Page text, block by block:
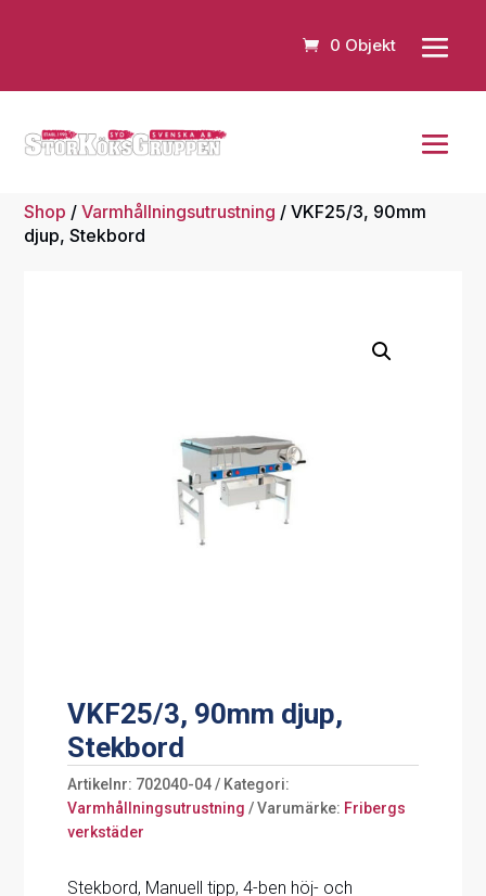
0 Objekt
Shop /Varmhållningsutrustning / VKF25/3, 90mm
djup, Stekbord
VKF25/3, 90mm djup,
Stekbord
Artikelnr: 702040-04
Kategori:
Varmhållningsutrustning
Varumärke: Fribergs
verkstäder
Stekbord, Manuell tipp, 4-ben höj- och